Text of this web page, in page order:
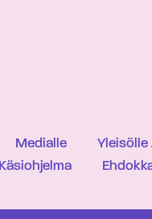
Medialle
Yleisölle
Käsiohjelma